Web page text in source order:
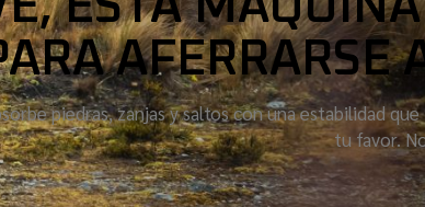
AFERRARSE
piedras, zanjas y saltos con una estabilidad
tu favor.